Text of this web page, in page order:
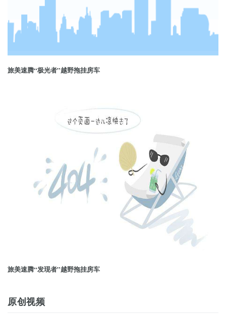
旅美速腾“极光者”越野拖挂房车
旅美速腾“发现者”越野拖挂房车
原创视频